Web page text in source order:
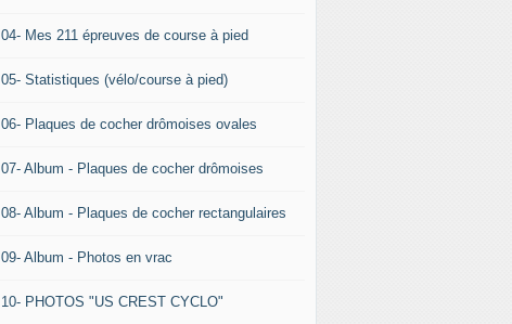
04- Mes 211 épreuves de course à pied
05- Statistiques (vélo/course à pied)
06- Plaques de cocher drômoises ovales
07- Album - Plaques de cocher drômoises
08- Album - Plaques de cocher rectangulaires
09- Album - Photos en vrac
10- PHOTOS "US CREST CYCLO"